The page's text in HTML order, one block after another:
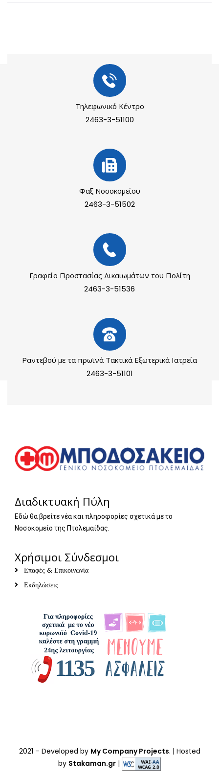
Τηλεφωνικό Κέντρο
2463-3-51100
Φαξ Νοσοκομείου
2463-3-51502
Γραφείο Προστασίας Δικαιωμάτων του Πολίτη
2463-3-51536
Ραντεβού με τα πρωϊνά Τακτικά Εξωτερικά Ιατρεία
2463-3-51101
Διαδικτυακή Πύλη
Εδώ θα βρείτε νέα και πληροφορίες σχετικά με το
Νοσοκομείο της Πτολεμαίδας.
Χρήσιμοι Σύνδεσμοι
Επαφές & Επικοινωνία
Εκδηλώσεις
2021 – Developed by My Company Projects. | Hosted
by Stakaman.gr |